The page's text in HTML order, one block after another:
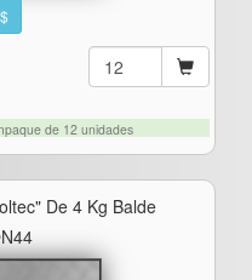
de 12 unidades
De 4 Kg Balde